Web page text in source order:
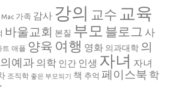
Mac 가족 감사 강의 교수 교육
바울교회 본질 부모 블로그 사
트 애플 양육 여행 영화 의과대학 의
의예과 의학 인간 인생 자녀 자녀
조직학 좋은 부모되기 책 추억 페이스북 학